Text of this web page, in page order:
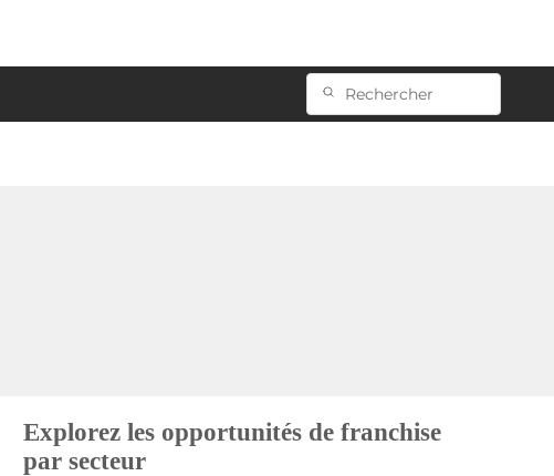
Explorez les opportunités de franchise
par secteur